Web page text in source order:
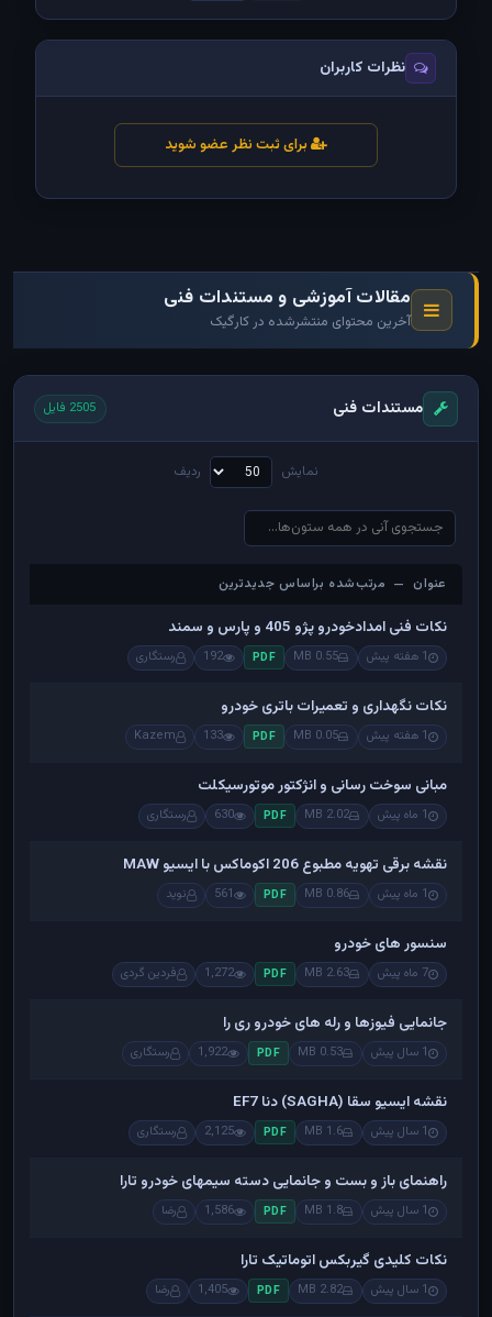
نظرات کاربران
برای ثبت نظر عضو شوید
مقالات آموزشی و مستندات فنی
آخرین محتوای منتشرشده در کارگیک
مستندات فنی 2505 فایل
نمایش ردیف
عنوان — مرتب‌شده براساس جدیدترین
عنوان — مرتب‌شده براساس جدیدترین
نکات فنی امدادخودرو پژو 405 و پارس و سمند
1 هفته پیش 0.55 MB
PDF
192 رستگاری
نکات نگهداری و تعمیرات باتری خودرو
1 هفته پیش 0.05 MB
PDF
133
Kazem
مبانی سوخت رسانی و انژکتور موتورسیکلت
1 ماه پیش 2.02 MB
PDF
630 رستگاری
نقشه برقی تهویه مطبوع 206 اکوماکس با ایسیو MAW
1 ماه پیش 0.86 MB
PDF
561 نوید
سنسور های خودرو
7 ماه پیش 2.63 MB
PDF
1,272 فردین گردی
جانمایی فیوزها و رله های خودرو ری را
1 سال پیش 0.53 MB
PDF
1,922 رستگاری
نقشه ایسیو سقا (SAGHA) دنا EF7
1 سال پیش 1.6 MB
PDF
2,125 رستگاری
راهنمای باز و بست و جانمایی دسته سیمهای خودرو تارا
1 سال پیش 1.8 MB
PDF
1,586 رضا
نکات کلیدی گیربکس اتوماتیک تارا
1 سال پیش 2.82 MB
PDF
1,405 رضا